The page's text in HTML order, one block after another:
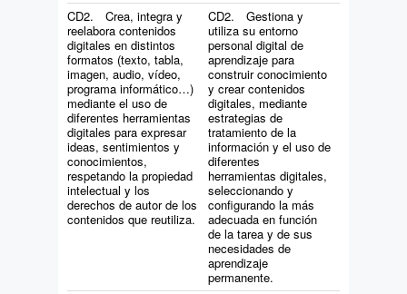
CD2. Crea, integra y
reelabora contenidos
digitales en distintos
formatos (texto, tabla,
imagen, audio, vídeo,
programa informático…)
mediante el uso de
diferentes herramientas
digitales para expresar
ideas, sentimientos y
conocimientos,
respetando la propiedad
intelectual y los
derechos de autor de los
contenidos que reutiliza.
CD2. Gestiona y
utiliza su entorno
personal digital de
aprendizaje para
construir conocimiento
y crear contenidos
digitales, mediante
estrategias de
tratamiento de la
información y el uso de
diferentes
herramientas digitales,
seleccionando y
configurando la más
adecuada en función
de la tarea y de sus
necesidades de
aprendizaje
permanente.